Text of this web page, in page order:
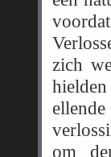
zich
om